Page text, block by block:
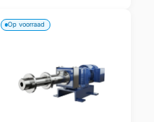
Op voorraad